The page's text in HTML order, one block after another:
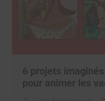
6 projets
pour animer les